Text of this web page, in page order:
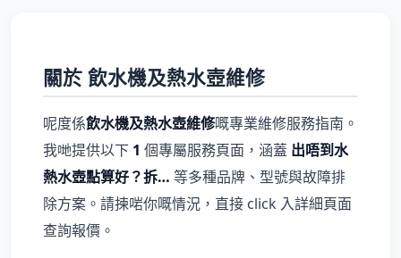
關於 飲水機及熱水壺維修
呢度係飲水機及熱水壺維修嘅專業維修服務指南。
我哋提供以下 1 個專屬服務頁面，涵蓋 出唔到水
熱水壺點算好？拆… 等多種品牌、型號與故障排
除方案。請揀啱你嘅情況，直接 click 入詳細頁面
查詢報價。